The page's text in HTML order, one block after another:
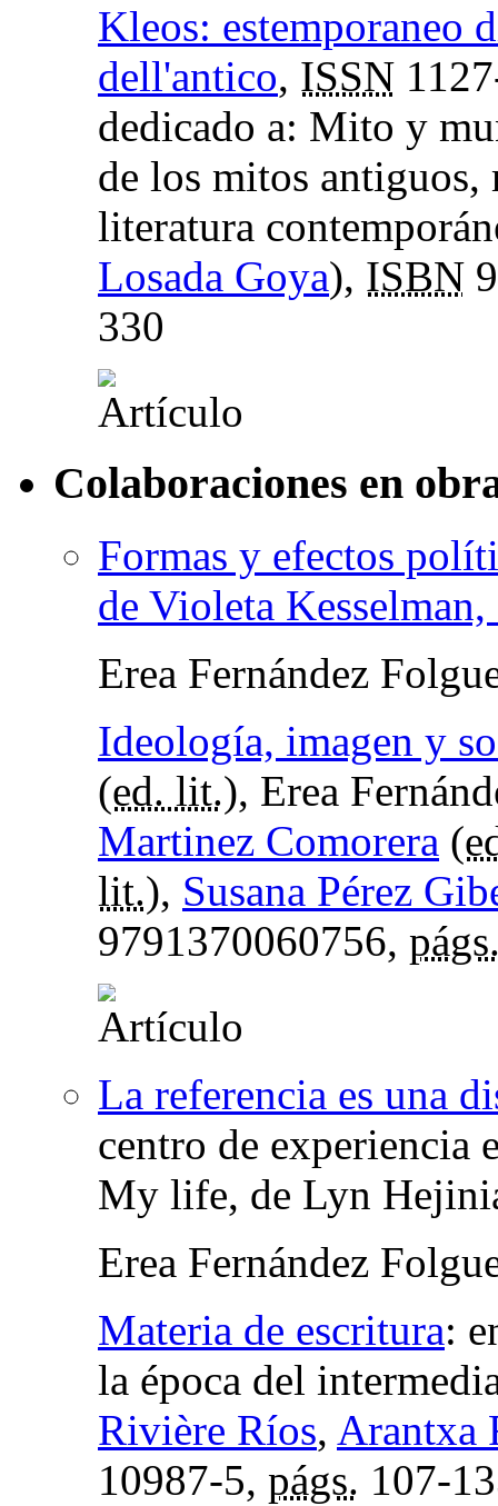
Kleos: estemporaneo
dell'antico, ISSN
dedicado a: Mito y
de los mitos antiguos,
literatura
Losada Goya), ISBN
330
Colaboraciones en
Formas y efectos
de Violeta
Erea Fernández
Ideología, imagen y
(ed. lit.), Erea
Martinez Comorera (
lit.), Susana Pérez
9791370060756,
La referencia es una
centro de experiencia
My life, de Lyn
Erea Fernández
Materia de escritura:
la época del
Rivière Ríos, Arantxa
10987-5, págs. 107-